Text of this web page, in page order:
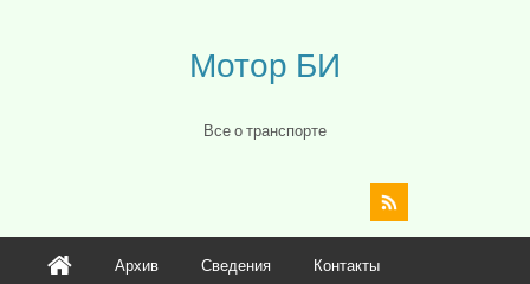
Мотор БИ
Все о транспорте
Архив Сведения Контакты